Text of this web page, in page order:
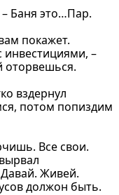
Баня это…Пар.
покажет.
инвестициями, –
оторвешься.
вздернул
потом попиздим
Все свои.
Живей.
должон быть.